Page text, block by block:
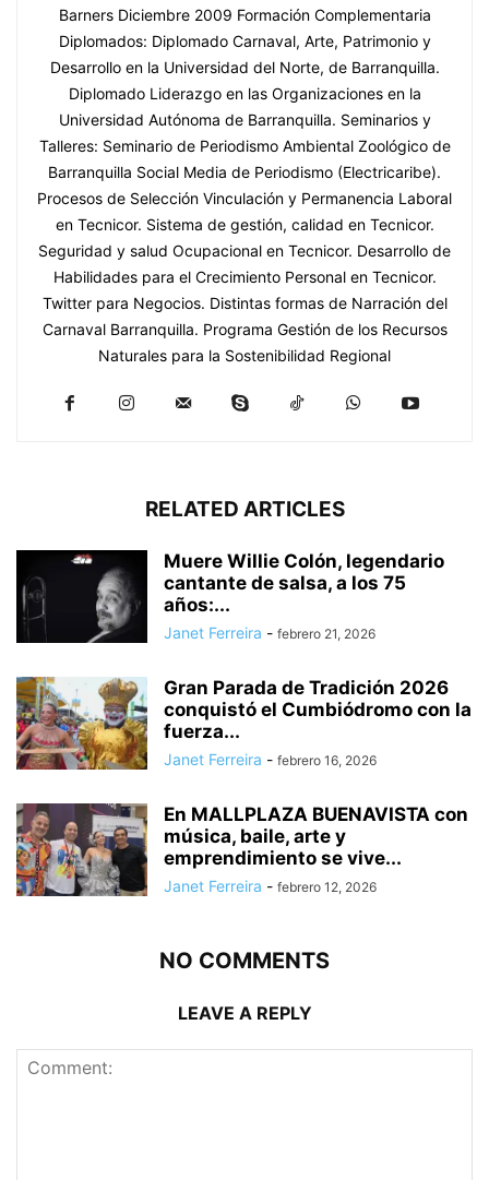
Barners Diciembre 2009 Formación Complementaria
Diplomados: Diplomado Carnaval, Arte, Patrimonio y
Desarrollo en la Universidad del Norte, de Barranquilla.
Diplomado Liderazgo en las Organizaciones en la
Universidad Autónoma de Barranquilla. Seminarios y
Talleres: Seminario de Periodismo Ambiental Zoológico de
Barranquilla Social Media de Periodismo (Electricaribe).
Procesos de Selección Vinculación y Permanencia Laboral
en Tecnicor. Sistema de gestión, calidad en Tecnicor.
Seguridad y salud Ocupacional en Tecnicor. Desarrollo de
Habilidades para el Crecimiento Personal en Tecnicor.
Twitter para Negocios. Distintas formas de Narración del
Carnaval Barranquilla. Programa Gestión de los Recursos
Naturales para la Sostenibilidad Regional
RELATED ARTICLES
Muere Willie Colón, legendario
cantante de salsa, a los 75
años:...
Janet Ferreira - febrero 21, 2026
Gran Parada de Tradición 2026
conquistó el Cumbiódromo con la
fuerza...
Janet Ferreira - febrero 16, 2026
En MALLPLAZA BUENAVISTA con
música, baile, arte y
emprendimiento se vive...
Janet Ferreira - febrero 12, 2026
NO COMMENTS
LEAVE A REPLY